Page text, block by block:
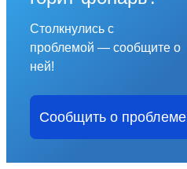
Столкнулись с
проблемой — сообщите о
ней!
Сообщить о проблеме